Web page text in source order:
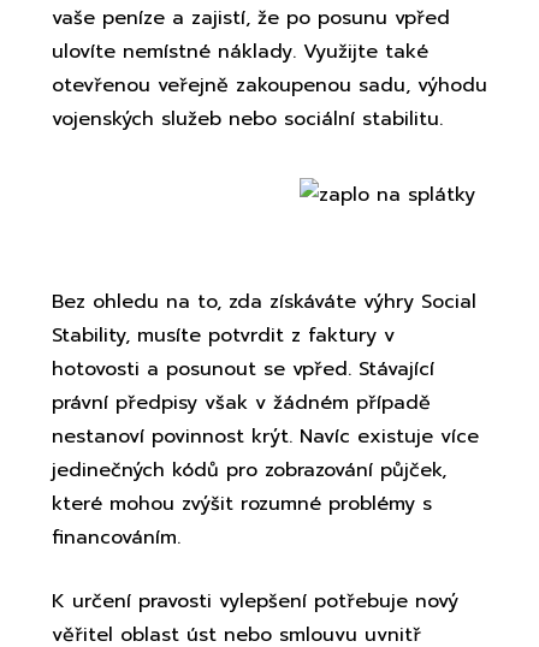
vaše peníze a zajistí, že po posunu vpřed
ulovíte nemístné náklady. Využijte také
otevřenou veřejně zakoupenou sadu, výhodu
vojenských služeb nebo sociální stabilitu.
Bez ohledu na to, zda získáváte výhry Social
Stability, musíte potvrdit z faktury v
hotovosti a posunout se vpřed. Stávající
právní předpisy však v žádném případě
nestanoví povinnost krýt. Navíc existuje více
jedinečných kódů pro zobrazování půjček,
které mohou zvýšit rozumné problémy s
financováním.
K určení pravosti vylepšení potřebuje nový
věřitel oblast úst nebo smlouvu uvnitř